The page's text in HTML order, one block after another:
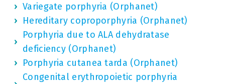
Variegate porphyria (Orphanet)
Hereditary coproporphyria (Orphanet)
Porphyria due to ALA dehydratase
deficiency (Orphanet)
Porphyria cutanea tarda (Orphanet)
Congenital erythropoietic porphyria